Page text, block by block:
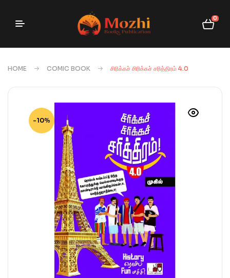
0
HOME COMIC BOOK சிரிக்கச் சிரிக்கச் சரித்திரம் 4.0
-10%